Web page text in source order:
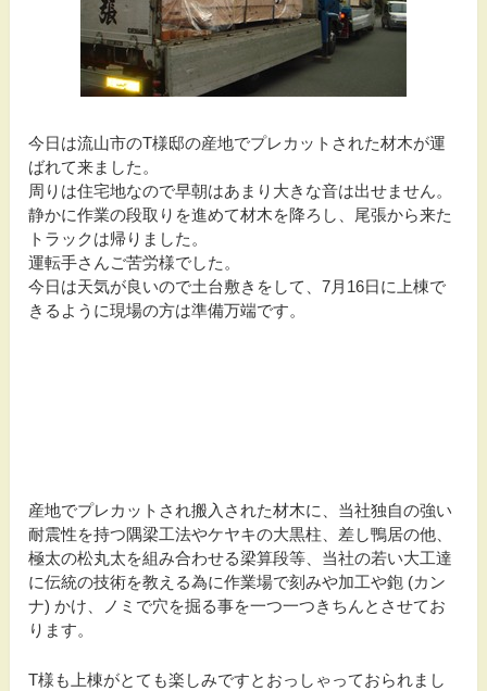
今日は流山市のT様邸の産地でプレカットされた材木が運
ばれて来ました。
周りは住宅地なので早朝はあまり大きな音は出せません。
静かに作業の段取りを進めて材木を降ろし、尾張から来た
トラックは帰りました。
運転手さんご苦労様でした。
今日は天気が良いので土台敷きをして、7月16日に上棟で
きるように現場の方は準備万端です。
産地でプレカットされ搬入された材木に、当社独自の強い
耐震性を持つ隅梁工法やケヤキの大黒柱、差し鴨居の他、
極太の松丸太を組み合わせる梁算段等、当社の若い大工達
に伝統の技術を教える為に作業場で刻みや加工や鉋 (カン
ナ) かけ、ノミで穴を掘る事を一つ一つきちんとさせてお
ります。
T様も上棟がとても楽しみですとおっしゃっておられまし